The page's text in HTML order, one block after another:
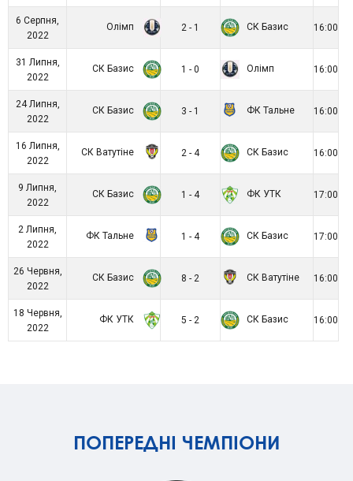
6 Серпня,
2022
Олімп 2 - 1 СК Базис 16:00
31 Липня,
2022
СК Базис 1 - 0 Олімп 16:00
24 Липня,
2022
СК Базис 3 - 1 ФК Тальне 16:00
16 Липня,
2022
СК Ватутіне 2 - 4 СК Базис 16:00
9 Липня,
2022
СК Базис 1 - 4 ФК УТК 17:00
2 Липня,
2022
ФК Тальне 1 - 4 СК Базис 17:00
26 Червня,
2022
СК Базис 8 - 2 СК Ватутіне 16:00
18 Червня,
2022
ФК УТК 5 - 2 СК Базис 16:00
ПОПЕРЕДНІ ЧЕМПІОНИ